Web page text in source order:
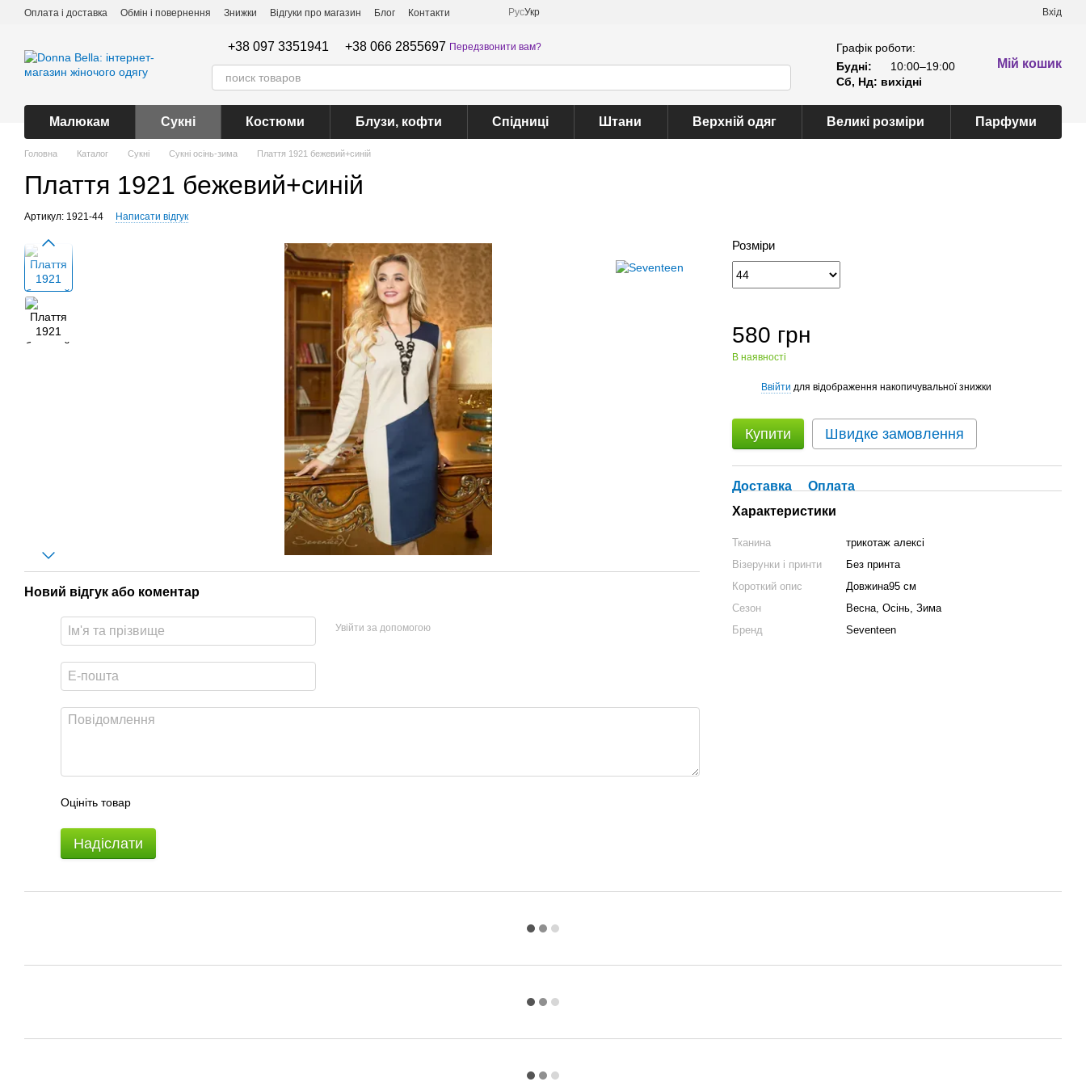
Перейти до основного контенту
Оплата і доставка Обмін і повернення Знижки Відгуки про магазин Блог Контакти РусУкр Вхід
+38 097 3351941 +38 066 2855697 Передзвонити вам?
Графік роботи:
Будні:
10:00–19:00
Сб, Нд: вихідні
Мій кошик
Малюкам Сукні Костюми Блузи, кофти Спідниці Штани Верхній одяг Великі розміри Парфуми
Головна Каталог Сукні Сукні осінь-зима Плаття 1921 бежевий+синій
Плаття 1921 бежевий+синій
Артикул: 1921-44 Написати відгук
Новий відгук або коментар
Увійти за допомогою
Оцініть товар
Надіслати
Розміри
580 грн
В наявності
Ввійти для відображення накопичувальної знижки
Купити Швидке замовлення
Доставка
Оплата
Характеристики
Тканина
трикотаж алексі
Візерунки і принти
Без принта
Короткий опис
Довжина95 см
Сезон
Весна, Осінь, Зима
Бренд
Seventeen